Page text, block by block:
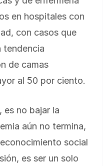
en hospitales con
con casos que
tendencia
de camas
al 50 por ciento.
es no bajar la
aún no termina,
social
es ser un solo